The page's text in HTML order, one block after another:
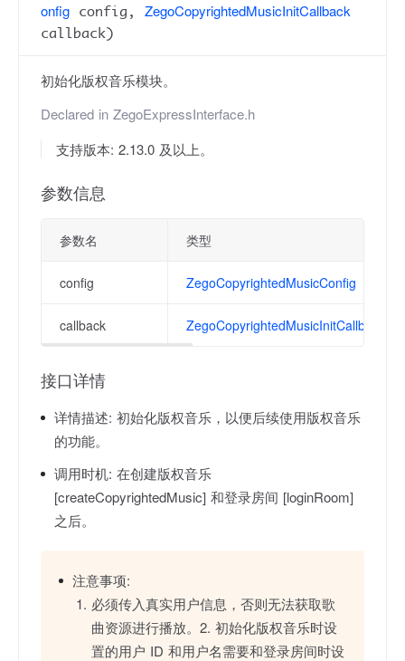
onfig config, ZegoCopyrightedMusicInitCallback
callback)
初始化版权音乐模块。
Declared in ZegoExpressInterface.h
支持版本: 2.13.0 及以上。
参数信息
参数名 类型
config ZegoCopyrightedMusicConfig
callback ZegoCopyrightedMusicInitCallback
接口详情
详情描述: 初始化版权音乐，以便后续使用版权音乐
的功能。
调用时机: 在创建版权音乐
[createCopyrightedMusic] 和登录房间 [loginRoom]
之后。
注意事项:
必须传入真实用户信息，否则无法获取歌
曲资源进行播放。2. 初始化版权音乐时设
置的用户 ID 和用户名需要和登录房间时设